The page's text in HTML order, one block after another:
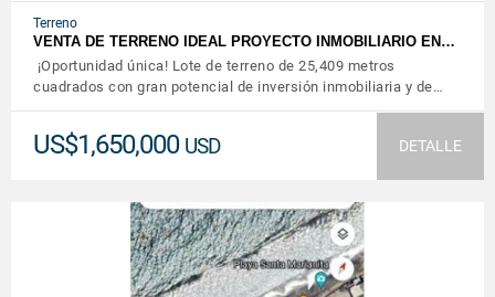
Terreno
VENTA DE TERRENO IDEAL PROYECTO INMOBILIARIO EN…
¡Oportunidad única! Lote de terreno de 25,409 metros
cuadrados con gran potencial de inversión inmobiliaria y de…
US$1,650,000 USD DETALLE